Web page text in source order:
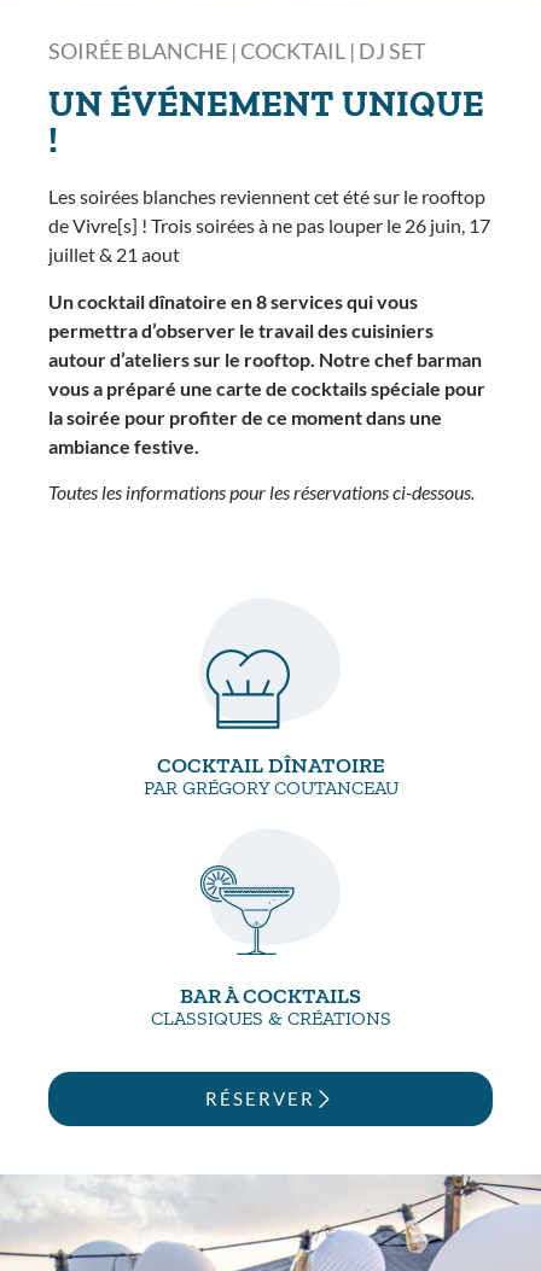
SOIRÉE BLANCHE | COCKTAIL | DJ SET
UN ÉVÉNEMENT UNIQUE
!
Les soirées blanches reviennent cet été sur le rooftop
de Vivre[s] ! Trois soirées à ne pas louper le 26 juin, 17
juillet & 21 aout
Un cocktail dînatoire en 8 services qui vous
permettra d’observer le travail des cuisiniers
autour d’ateliers sur le rooftop. Notre chef barman
vous a préparé une carte de cocktails spéciale pour
la soirée pour profiter de ce moment dans une
ambiance festive.
Toutes les informations pour les réservations ci-dessous.
COCKTAIL DÎNATOIRE
PAR GRÉGORY COUTANCEAU
BAR À COCKTAILS
CLASSIQUES & CRÉATIONS
RÉSERVER